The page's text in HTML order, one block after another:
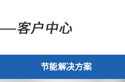
节能解决方案